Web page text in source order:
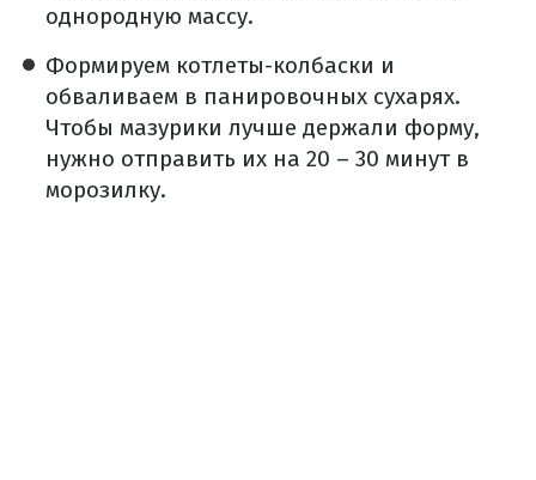
однородную массу.
Формируем котлеты-колбаски и
обваливаем в панировочных сухарях.
Чтобы мазурики лучше держали форму,
нужно отправить их на 20 – 30 минут в
морозилку.